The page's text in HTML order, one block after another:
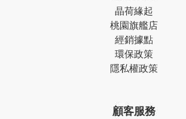
晶荷緣起
桃園旗艦店
經銷據點
環保政策
隱私權政策
顧客服務